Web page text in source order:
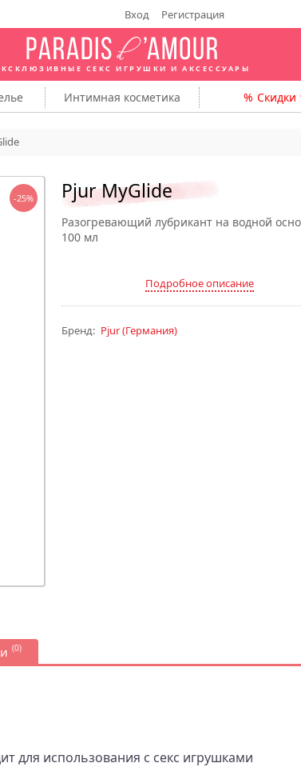
Вход Регистрация
СЕКС ИГРУШКИ И АКСЕССУАРЫ
Интимная косметика Скидки
Pjur MyGlide
Разогревающий лубрикант на водной
100 мл
Подробное описание
Бренд: Pjur(Германия)
-25%
(0)
для использования с секс игрушками